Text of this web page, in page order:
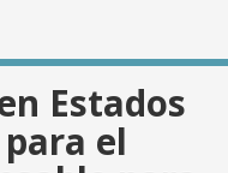
Estados
el